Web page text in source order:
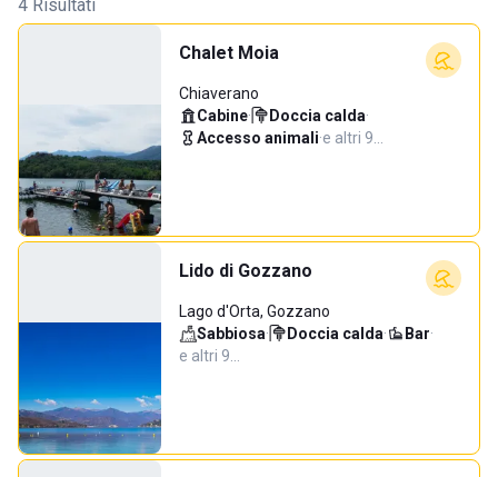
4 Risultati
Chalet Moia
Chiaverano
Cabine· Doccia calda·
Accesso animali·e altri 9…
Lido di Gozzano
Lago d'Orta, Gozzano
Sabbiosa· Doccia calda· Bar·
e altri 9…